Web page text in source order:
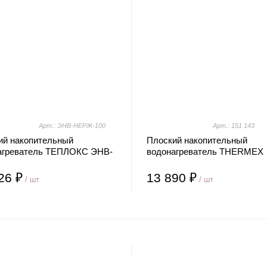
Арт.: ЭНВ-НЕРЖ-100
накопительный
ТЕПЛОКС ЭНВ-
₽ / шт
Арт.: 151 143
Плоский накопительный
водонагреватель THERMEX
13 890 ₽/ шт